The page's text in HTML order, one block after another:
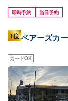
即時予約 当日予約
1位 ベアーズカ
カードOK